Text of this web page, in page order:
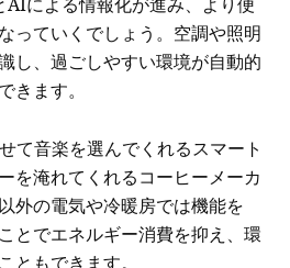
っていくでしょう。空調や照明
し、過ごしやすい環境が自動的
きます。
て音楽を選んでくれるスマート
を淹れてくれるコーヒーメーカ
外の電気や冷暖房では機能を
とでエネルギー消費を抑え、環
ともできます。